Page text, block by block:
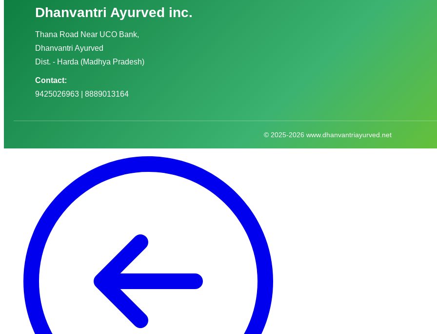
Dhanvantri Ayurved inc.
Thana Road Near UCO Bank,
Dhanvantri Ayurved
Dist. - Harda (Madhya Pradesh)
Contact:
9425026963 | 8889013164
© 2025-2026 www.dhanvantriayurved.net